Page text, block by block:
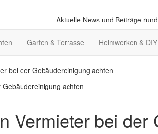
Aktuelle News und Beiträge
Garten & Terrasse Heimwerken & DIY
bei der Gebäudereinigung achten
Vermieter bei